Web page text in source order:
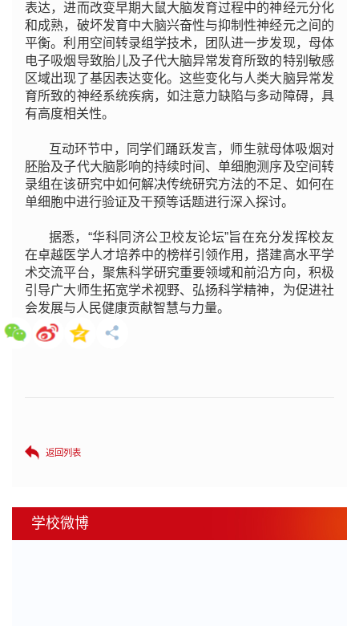
表达，进而改变早期大鼠大脑发育过程中的神经元分化
和成熟，破坏发育中大脑兴奋性与抑制性神经元之间的
平衡。利用空间转录组学技术，团队进一步发现，母体
电子吸烟导致胎儿及子代大脑异常发育所致的特别敏感
区域出现了基因表达变化。这些变化与人类大脑异常发
育所致的神经系统疾病，如注意力缺陷与多动障碍，具
有高度相关性。
互动环节中，同学们踊跃发言，师生就母体吸烟对
胚胎及子代大脑影响的持续时间、单细胞测序及空间转
录组在该研究中如何解决传统研究方法的不足、如何在
单细胞中进行验证及干预等话题进行深入探讨。
据悉，“华科同济公卫校友论坛”旨在充分发挥校友
在卓越医学人才培养中的榜样引领作用，搭建高水平学
术交流平台，聚焦科学研究重要领域和前沿方向，积极
引导广大师生拓宽学术视野、弘扬科学精神，为促进社
会发展与人民健康贡献智慧与力量。
返回列表
学校微博